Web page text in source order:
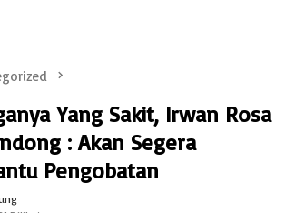
Yang Sakit, Irwan Rosa
: Akan Segera
Pengobatan